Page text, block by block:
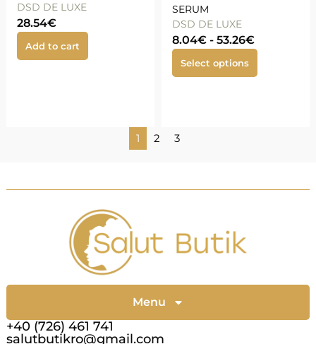
DSD DE LUXE
28.54€
Add to cart
SERUM
DSD DE LUXE
8.04€ - 53.26€
Select options
1 2 3
+40 (726) 461 741
salutbutikro@gmail.com
Menu